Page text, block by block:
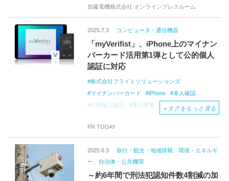
加藤電機株式会社 オンラインプレスルーム
2025.7.3 コンピュータ・通信機器
「myVerifist」、iPhone上のマイナン
バーカード活用第1弾として公的個人
認証に対応
株式会社フライトソリューションズ
マイナンバーカード
iPhone
本人確認
公的個人認証
電子署名 署名検証
＋ タグをもっと見る
PR TODAY
2025.6.3
旅行・観光・地域情報、環境・エネルギ
ー、自治体・公共機関
～約6年間で刑法犯認知件数4割減の加